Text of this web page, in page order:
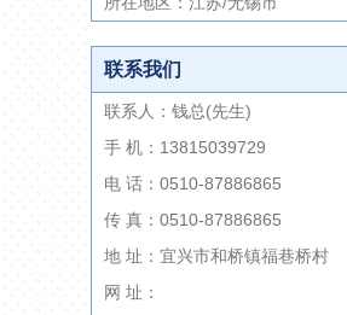
联系我们
联系人：钱总(先生)
手 机：13815039729
电 话：0510-87886865
传 真：0510-87886865
地 址：宜兴市和桥镇福巷桥村
网 址：